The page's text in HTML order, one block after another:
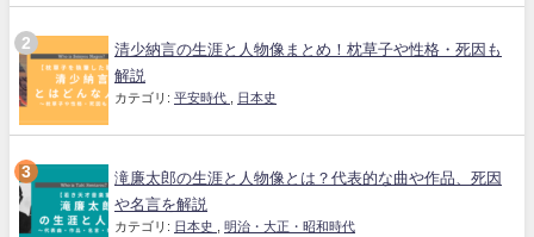
清少納言の生涯と人物像まとめ！枕草子や性格・死因も
解説
カテゴリ: 平安時代 日本史
滝廉太郎の生涯と人物像とは？代表的な曲や作品、死因
や名言を解説
カテゴリ: 日本史 明治・大正・昭和時代